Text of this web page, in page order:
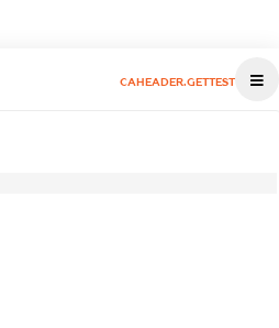
CAHEADER.GETTEST